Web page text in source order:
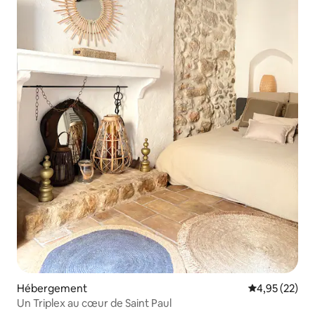
Hébergement Évaluation
4,95 (22)
Un Triplex au cœur de Saint Paul